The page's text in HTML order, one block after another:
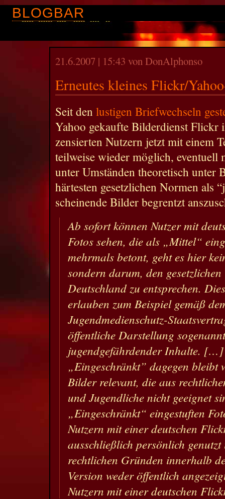
BLOGBAR
21.6.2007 | 15:43 von DonAlphonso
Erneutes kleines Flickr/
Seit den lustigen Briefwechseln
Yahoo gekaufte Bilderdienst
zensierten Nutzern jetzt mit einem
teilweise wieder möglich, eventuell
unter Umständen theoretisch unter
härtesten gesetzlichen Normen als
scheinende Bilder begrentzt
Ab sofort können Nutzer mit
Fotos sehen, die als „Mittel“
mehrmals betont, geht es hier
sondern darum, den
Deutschland zu entsprechen.
erlauben zum Beispiel gemäß
Jugendmedienschutz-
öffentliche Darstellung
jugendgefährdender Inhalte.
„Eingeschränkt” dagegen
Bilder relevant, die aus
und Jugendliche nicht geeignet
„Eingeschränkt“ eingestuften
Nutzern mit einer deutschen
ausschließlich persönlich
rechtlichen Gründen innerhalb
Version weder öffentlich
Nutzern mit einer deutschen